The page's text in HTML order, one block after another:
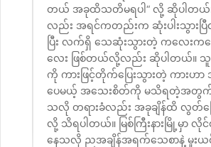
တယ် အခုထိသတိမရပါ“ လို့ ဆိုပါတယ်။
လည်း အရင်ကတည်းက ဆုံးပါးသွားပ
ပြီး လက်ရှိ သေဆုံးသွားတဲ့ ကလေးက
လေး ဖြစ်တယ်လို့လည်း ဆိုပါတယ်။ သူ
ကို ကားဖြင့်တိုက်ပြေးသွားတဲ့ ကားဟ
ပေမယ့် အသေးစိတ်ကို မသိရတဲ့အတွက်
သလို တရားခံလည်း အခုချိန်ထိ လွတ်မ
လို့ သိရပါတယ်။ မြစ်ကြီးနားမြို့မှာ လိုင်စ
နေသလို ညအချိန်အရက်သေစာနဲ့ မူးယစ်